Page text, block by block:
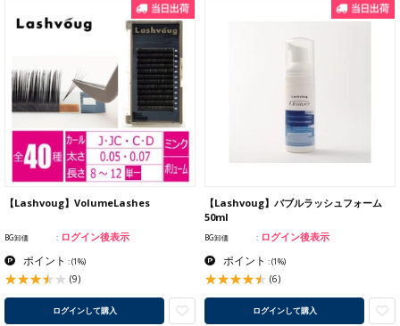
【Lashvoug】VolumeLashes
BG卸価 ログイン後表示
ポイント :(1%)
(9)
ログインして購入
【Lashvoug】バブルラッシュフォーム
50ml
BG卸価 ログイン後表示
ポイント :(1%)
(6)
ログインして購入